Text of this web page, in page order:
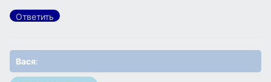
Ответить
Вася: